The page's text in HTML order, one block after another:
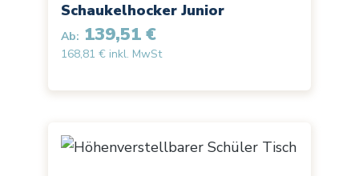
Schaukelhocker Junior
Ab: 139,51 €
168,81 € inkl. MwSt